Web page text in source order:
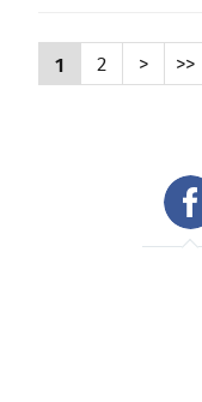
1 2 > >>